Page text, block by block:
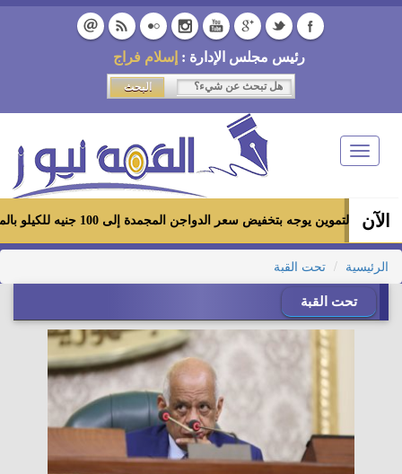
رئيس مجلس الإدارة : إسلام فراج
Toggle
navigation
الآن
التموين يوجه بتخفيض سعر الدواجن المجمدة إلى 100 جنيه للكيلو بالمجمعات الاستهلاكية ومعارض «أهلاً رمضان»
الرئيسية تحت القبة
تحت القبة